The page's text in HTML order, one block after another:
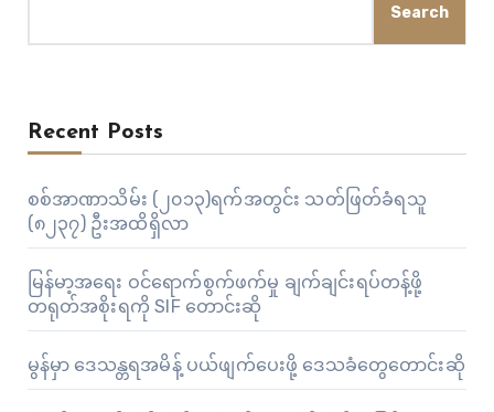
Search
Recent Posts
စစ်အာဏာသိမ်း (၂၀၁၃)ရက်အတွင်း သတ်ဖြတ်ခံရသူ
(၈၂၃၇) ဦးအထိရှိလာ
မြန်မာ့အရေး ဝင်ရောက်စွက်ဖက်မှု ချက်ချင်းရပ်တန့်ဖို့
တရုတ်အစိုးရကို SIF တောင်းဆို
မွန်မှာ ဒေသန္တရအမိန့် ပယ်ဖျက်ပေးဖို့ ဒေသခံတွေတောင်းဆို